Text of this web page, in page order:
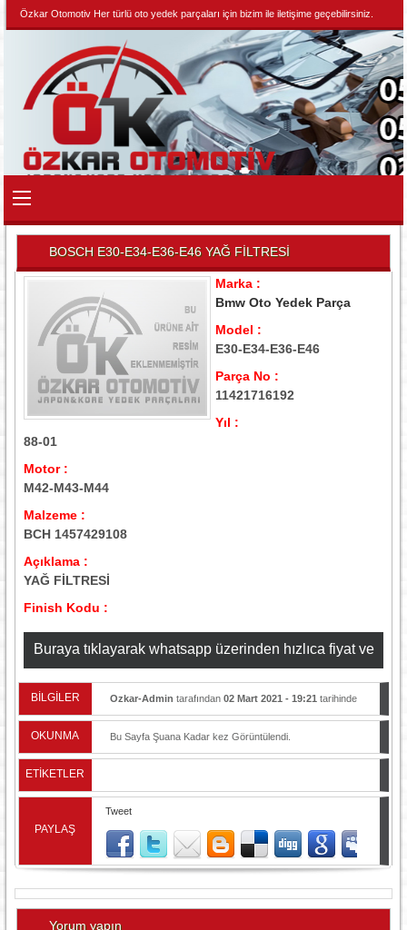
Özkar Otomotiv Her türlü oto yedek parçaları için bizim ile iletişime geçebilirsiniz.
BOSCH E30-E34-E36-E46 YAĞ FİLTRESİ
Marka :
Bmw Oto Yedek Parça
Model :
E30-E34-E36-E46
Parça No :
11421716192
Yıl :
88-01
Motor :
M42-M43-M44
Malzeme :
BCH 1457429108
Açıklama :
YAĞ FİLTRESİ
Finish Kodu :
Buraya tıklayarak whatsapp üzerinden hızlıca fiyat ve
stok bilgisi alabilirsiniz
BİLGİLER Ozkar-Admin tarafından 02 Mart 2021 - 19:21 tarihinde
OKUNMA Bu Sayfa Şuana Kadar kez Görüntülendi.
ETİKETLER
PAYLAŞ
Tweet
Yorum yapın